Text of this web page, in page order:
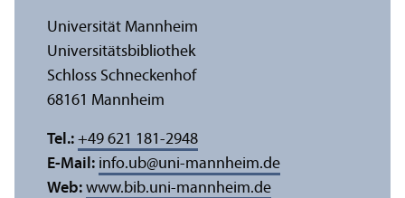
Universität Mannheim
Universitäts­bibliothek
Schloss Schneckenhof
68161 Mannheim
Tel.: +49 621 181-2948
E-Mail: info.ub@uni-mannheim.de
Web: www.bib.uni-mannheim.de